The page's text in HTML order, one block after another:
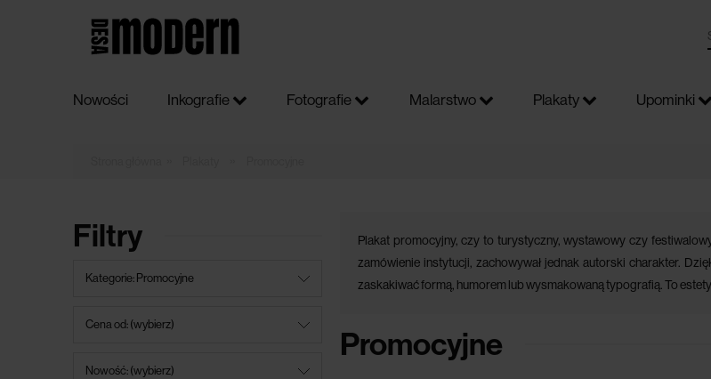
Nowości Inkografie Fotografie Malarstwo Plakaty Upominki
Filtry
Kategorie: Promocyjne
Cena od: (wybierz)
Nowość: (wybierz)
Plakat promocyjny, czy to turystyczny, wystawowy czy
zamówienie instytucji, zachowywał jednak autorski charakter.
zaskakiwać formą, humorem lub wysmakowaną typografią. To
Promocyjne